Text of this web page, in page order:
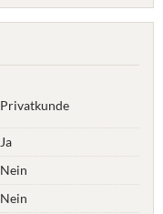
Privatkunde
Ja
Nein
Nein